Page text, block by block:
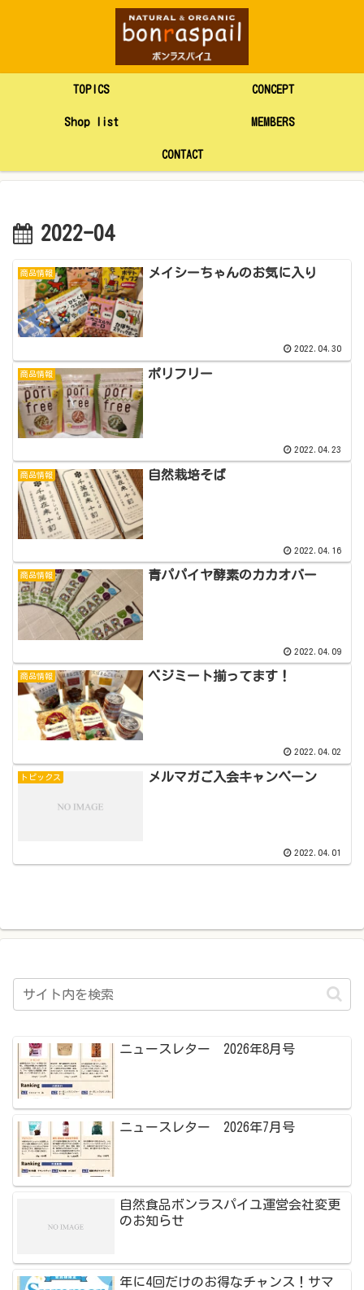
TOPICS CONCEPT
Shop list MEMBERS
CONTACT
2022-04
商品情報 メイシーちゃんのお気に入り
2022.04.30
商品情報 ポリフリー
2022.04.23
商品情報 自然栽培そば
2022.04.16
商品情報 青パパイヤ酵素のカカオバー
2022.04.09
商品情報 ベジミート揃ってます！
2022.04.02
トピックス メルマガご入会キャンペーン
2022.04.01
ニュースレター 2026年8月号
ニュースレター 2026年7月号
自然食品ボンラスパイユ運営会社変更
のお知らせ
年に4回だけのお得なチャンス！サマ